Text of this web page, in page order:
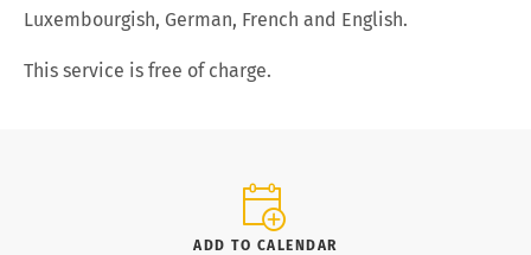
Luxembourgish, German, French and English.
This service is free of charge.
ADD TO CALENDAR